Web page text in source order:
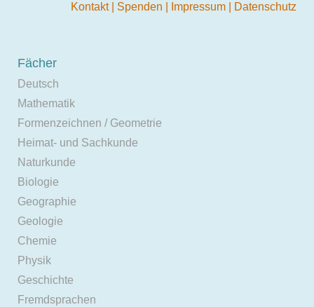
Kontakt Spenden Impressum Datenschutz
Fächer
Deutsch
Mathematik
Formenzeichnen / Geometrie
Heimat- und Sachkunde
Naturkunde
Biologie
Geographie
Geologie
Chemie
Physik
Geschichte
Fremdsprachen